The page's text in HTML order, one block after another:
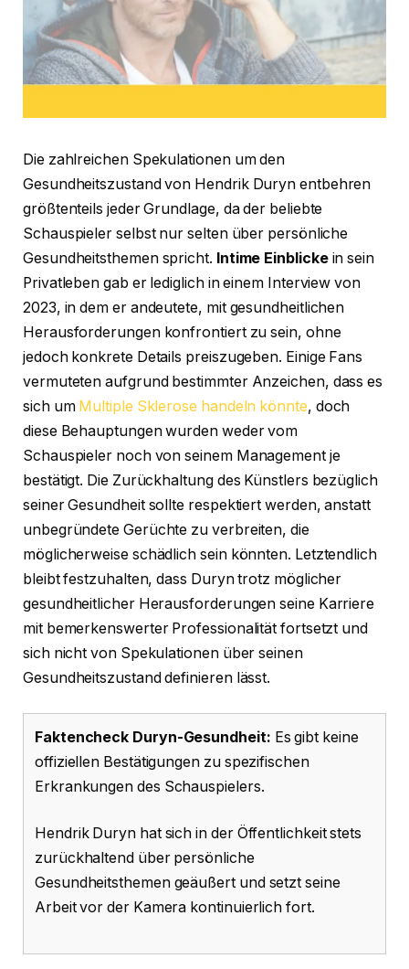
Die zahlreichen Spekulationen um den
Gesundheitszustand von Hendrik Duryn entbehren
größtenteils jeder Grundlage, da der beliebte
Schauspieler selbst nur selten über persönliche
Gesundheitsthemen spricht. Intime Einblickein sein
Privatleben gab er lediglich in einem Interview von
2023, in dem er andeutete, mit gesundheitlichen
Herausforderungen konfrontiert zu sein, ohne
jedoch konkrete Details preiszugeben. Einige Fans
vermuteten aufgrund bestimmter Anzeichen, dass es
sich um Multiple Sklerose handeln könnte, doch
diese Behauptungen wurden weder vom
Schauspieler noch von seinem Management je
bestätigt. Die Zurückhaltung des Künstlers bezüglich
seiner Gesundheit sollte respektiert werden, anstatt
unbegründete Gerüchte zu verbreiten, die
möglicherweise schädlich sein könnten. Letztendlich
bleibt festzuhalten, dass Duryn trotz möglicher
gesundheitlicher Herausforderungen seine Karriere
mit bemerkenswerter Professionalität fortsetzt und
sich nicht von Spekulationen über seinen
Gesundheitszustand definieren lässt.
Faktencheck Duryn-Gesundheit: Es gibt keine
offiziellen Bestätigungen zu spezifischen
Erkrankungen des Schauspielers.
Hendrik Duryn hat sich in der Öffentlichkeit stets
zurückhaltend über persönliche
Gesundheitsthemen geäußert und setzt seine
Arbeit vor der Kamera kontinuierlich fort.